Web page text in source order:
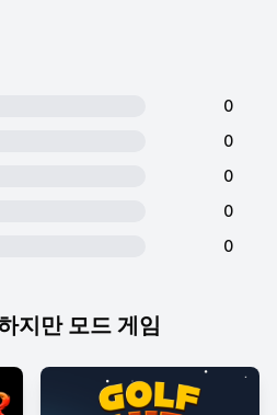
지만 모드 게임
0
0
0
0
0